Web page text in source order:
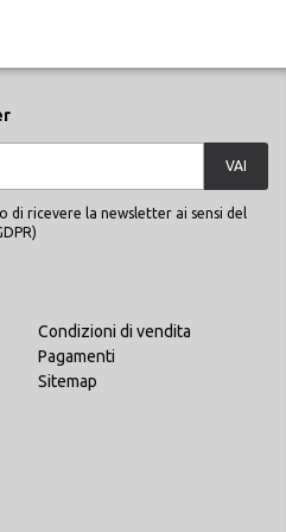
VAI
di ricevere la newsletter ai sensi del
Condizioni di vendita
Pagamenti
Sitemap